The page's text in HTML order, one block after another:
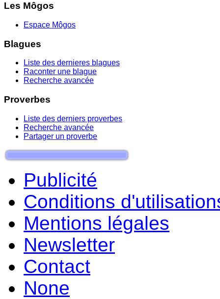
Les Môgos
Espace Môgos
Blagues
Liste des dernieres blagues
Raconter une blague
Recherche avancée
Proverbes
Liste des derniers proverbes
Recherche avancée
Partager un proverbe
Publicité
Conditions
Mentions légales
Newsletter
Contact
None